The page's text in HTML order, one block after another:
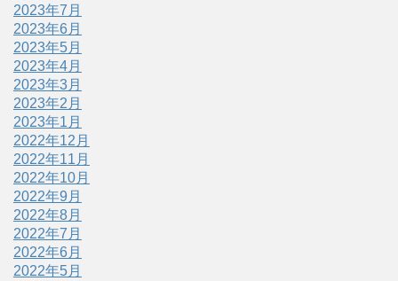
2023年7月
2023年6月
2023年5月
2023年4月
2023年3月
2023年2月
2023年1月
2022年12月
2022年11月
2022年10月
2022年9月
2022年8月
2022年7月
2022年6月
2022年5月